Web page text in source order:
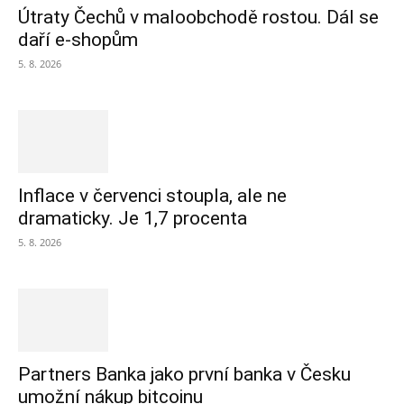
Útraty Čechů v maloobchodě rostou. Dál se
daří e-shopům
5. 8. 2026
Inflace v červenci stoupla, ale ne
dramaticky. Je 1,7 procenta
5. 8. 2026
Partners Banka jako první banka v Česku
umožní nákup bitcoinu